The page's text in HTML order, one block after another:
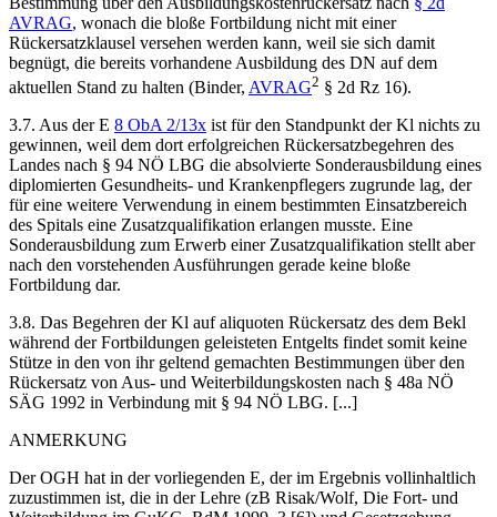
AVRAG, wonach die bloße Fortbildung nicht mit einer
Rückersatzklausel versehen werden kann, weil sie sich damit
begnügt, die bereits vorhandene Ausbildung des DN auf dem
aktuellen Stand zu halten (Binder, AVRAG2 § 2d Rz 16).
3.7. Aus der E 8 ObA 2/13x ist für den Standpunkt der Kl nichts zu
gewinnen, weil dem dort erfolgreichen Rückersatzbegehren des
Landes nach § 94 NÖ LBG die absolvierte Sonderausbildung eines
diplomierten Gesundheits- und Krankenpflegers zugrunde lag, der
für eine weitere Verwendung in einem bestimmten Einsatzbereich
des Spitals eine Zusatzqualifikation erlangen musste. Eine
Sonderausbildung zum Erwerb einer Zusatzqualifikation stellt aber
nach den vorstehenden Ausführungen gerade keine bloße
Fortbildung dar.
3.8. Das Begehren der Kl auf aliquoten Rückersatz des dem Bekl
während der Fortbildungen geleisteten Entgelts findet somit keine
Stütze in den von ihr geltend gemachten Bestimmungen über den
Rückersatz von Aus- und Weiterbildungskosten nach § 48a NÖ
SÄG 1992 in Verbindung mit § 94 NÖ LBG. [...]
ANMERKUNG
Der OGH hat in der vorliegenden E, der im Ergebnis vollinhaltlich
zuzustimmen ist, die in der Lehre (zB Risak/Wolf, Die Fort- und